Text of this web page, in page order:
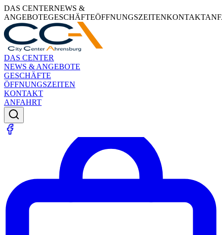
DAS CENTERNEWS &
ANGEBOTEGESCHÄFTEÖFFNUNGSZEITENKONTAKT
DAS CENTER
NEWS & ANGEBOTE
GESCHÄFTE
ÖFFNUNGSZEITEN
KONTAKT
ANFAHRT